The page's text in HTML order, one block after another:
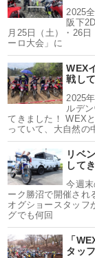
2025
阪下
月25日（土）・26
ーロ大会」に
WEX
戦し
2025
ルデ
てきました！ WEX
っていて、大自然の
リベ
して
今週
ーク勝沼で開催され
オグショースタッフ
グでも何回
「
タッ